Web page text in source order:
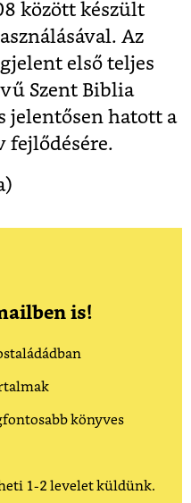
között készült
Az
első teljes
Szent Biblia
jelentősen hatott a
fejlődésére.
is!
könyves
1-2 levelet küldünk.